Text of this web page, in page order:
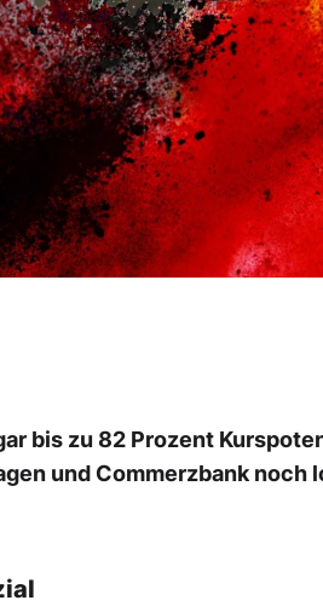
bis zu 82 Prozent
und Commerzbank noch